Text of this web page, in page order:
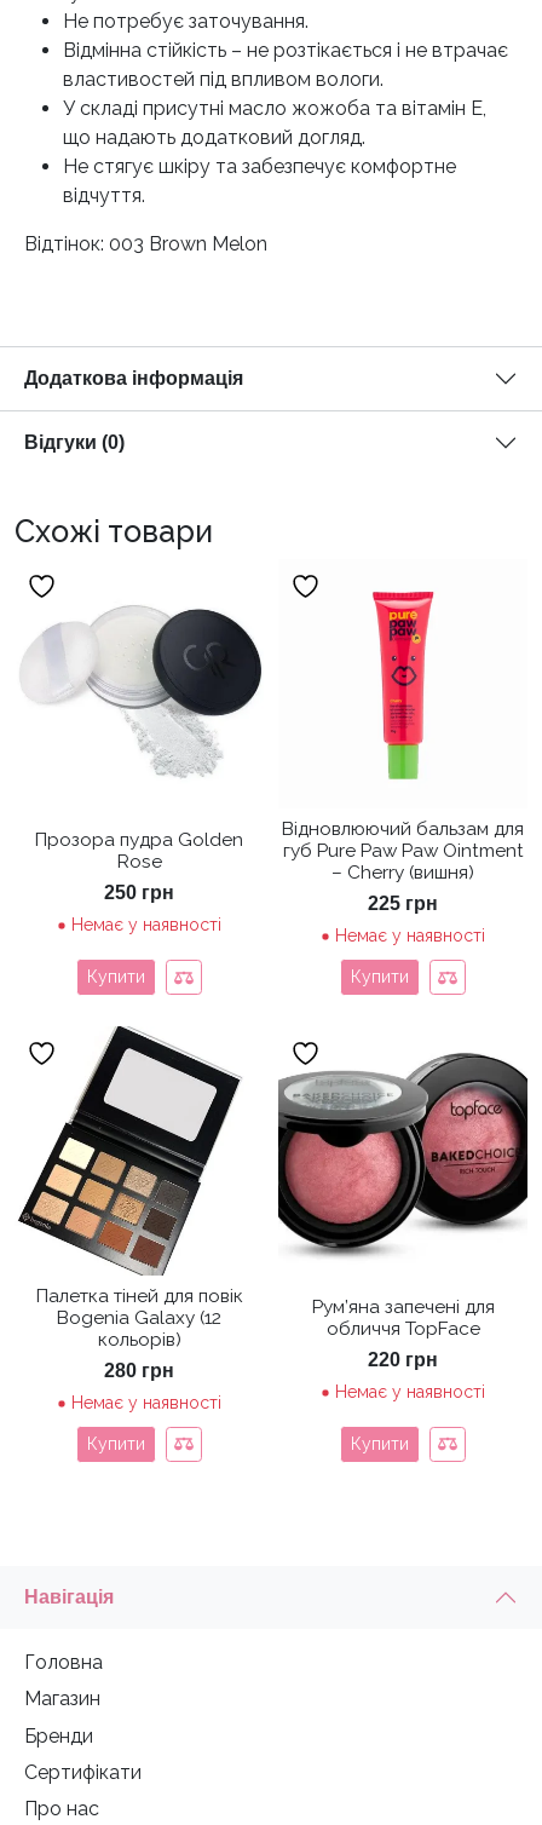
Не потребує заточування.
Відмінна стійкість – не розтікається і не втрачає
властивостей під впливом вологи.
У складі присутні масло жожоба та вітамін Е,
що надають додатковий догляд.
Не стягує шкіру та забезпечує комфортне
відчуття.
Відтінок: 003 Brown Melon
Додаткова інформація
Відгуки (0)
Схожі товари
Прозора пудра Golden
Rose
250 грн
Немає у наявності
Купити
Відновлюючий бальзам для
губ Pure Paw Paw Ointment
– Cherry (вишня)
225 грн
Немає у наявності
Купити
Палетка тіней для повік
Bogenia Galaxy (12
кольорів)
280 грн
Немає у наявності
Купити
Рум’яна запечені для
обличчя TopFace
220 грн
Немає у наявності
Купити
Навігація
Головна
Магазин
Бренди
Сертифікати
Про нас